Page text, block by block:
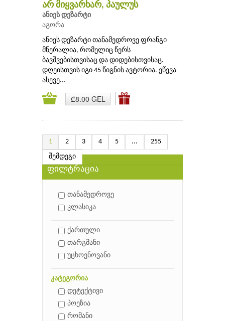
არ მიყვარხარ, პაულუს
ანიეს დეზარტი
აგორა
ანიეს დეზარტი თანამედროვე ფრანგი
მწერალია, რომელიც წერს
ბავშვებისთვისაც და დიდებისთვისაც.
დღეისთვის იგი 45 წიგნის ავტორია. ეწევა
ასევე...
₾8.00 GEL
1 2 3 4 5 ...
255
შემდეგი
ფილტრაცია
თანამედროვე
კლასიკა
ქართული
თარგმანი
უცხოენოვანი
კატეგორია
დეტექტივი
პოეზია
რომანი